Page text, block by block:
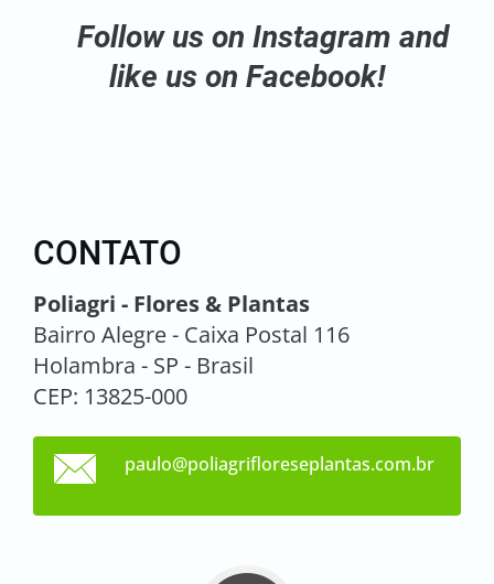
Follow us on Instagram and
like us on Facebook!
CONTATO
Poliagri - Flores & Plantas
Bairro Alegre - Caixa Postal 116
Holambra - SP - Brasil
CEP: 13825-000
paulo@poliagrifloreseplantas.com.br